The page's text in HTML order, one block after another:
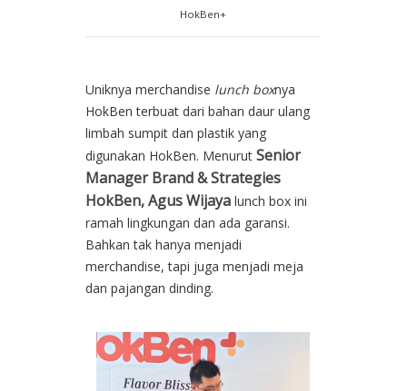
HokBen+
Uniknya merchandise lunch boxnya
HokBen terbuat dari bahan daur ulang
limbah sumpit dan plastik yang
digunakan HokBen. Menurut Senior
Manager Brand & Strategies
HokBen, Agus Wijaya lunch box ini
ramah lingkungan dan ada garansi.
Bahkan tak hanya menjadi
merchandise, tapi juga menjadi meja
dan pajangan dinding.